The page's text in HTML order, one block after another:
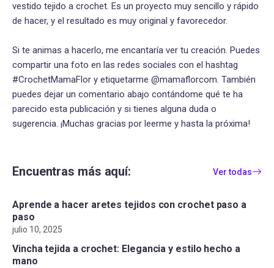
vestido tejido a crochet. Es un proyecto muy sencillo y rápido
de hacer, y el resultado es muy original y favorecedor.
Si te animas a hacerlo, me encantaría ver tu creación. Puedes
compartir una foto en las redes sociales con el hashtag
#CrochetMamaFlor y etiquetarme @mamaflorcom. También
puedes dejar un comentario abajo contándome qué te ha
parecido esta publicación y si tienes alguna duda o
sugerencia. ¡Muchas gracias por leerme y hasta la próxima!
Encuentras más aquí: Ver todas
Aprende a hacer aretes tejidos con crochet paso a
paso
julio 10, 2025
Vincha tejida a crochet: Elegancia y estilo hecho a
mano